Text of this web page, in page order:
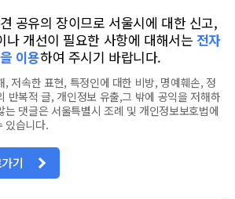
공유의 장이므로 서울시에 대한 신고,
나 개선이 필요한 사항에 대해서는 전자
이용하여 주시기 바랍니다.
, 저속한 표현, 특정인에 대한 비방, 명예훼손, 정
반복적 글, 개인정보 유출,그 밖에 공익을 저해하
는 댓글은 서울특별시 조례 및 개인정보보호법에
있습니다.
기